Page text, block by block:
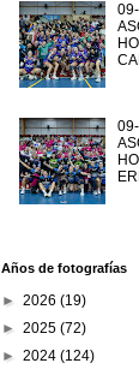
Años de fotografías
► 2026 (19)
► 2025 (72)
► 2024 (124)